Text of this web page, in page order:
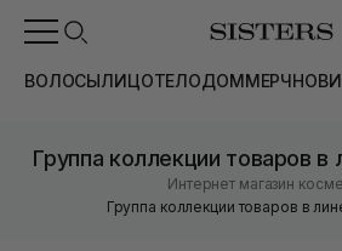
ВОЛОСЫЛИЦОТЕЛОДОММЕРЧ
Группа коллекции товаров в
Интернет магазин
Группа коллекции товаров в